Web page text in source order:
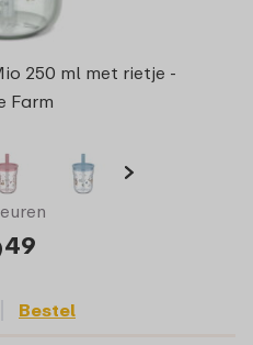
250 ml met rietje -
Farm
49
Bestel